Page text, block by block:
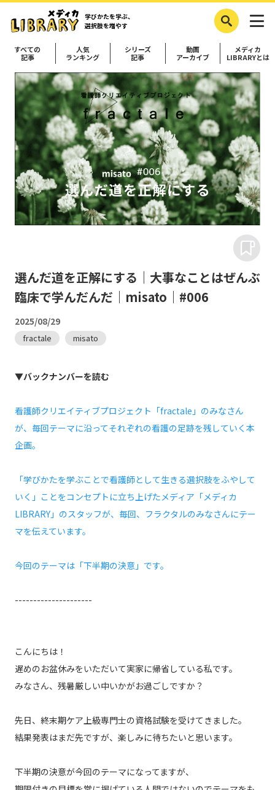
学びかたを学ぶ、
選択肢を増やす
すべての
記事
人気
ランキング
シリーズ
記事
動画
アーカイブ
メディカ
LIBRARYとは
選んだ道を正解にする｜大事なことはぜんぶ
臨床で学んだんだ｜misato｜#006
2025/08/29
fractale misato
▼バックナンバーを読む
看護師クリエイティブプロジェクト「fractale」のみなさん
が、毎回テーマに沿ってそれぞれの看護の足跡を残していく本
企画。
「学びかたを学ぶことで看護師として生きる選択肢をふやして
いく」ことをコンセプトに立ち上げたメディア「メディカ
LIBRARY」のスタッフが、毎回、フラクタルのみなさんにテー
マを伝えています。
今回のテーマは「下半期の決意」です。
---------------------
こんにちは！
遅めのお盆休みをいただいて実家に帰省している私です。
みなさん、残暑厳しい中いかがお過ごしですか？
先日、終末期ケア上級専門士の資格試験を受けてきました。
結果発表はまだ先ですが、楽しみに待ちたいと思います。
下半期の決意が今回のテーマになってますが、